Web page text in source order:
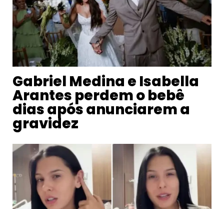
Gabriel Medina e Isabella
Arantes perdem o bebê
dias após anunciarem a
gravidez